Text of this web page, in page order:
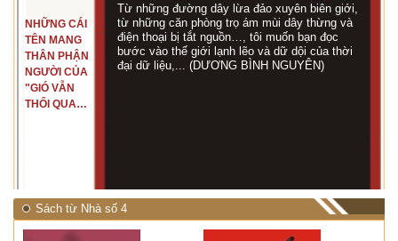
NHỮNG CÁI
TÊN MANG
THÂN PHẬN
NGƯỜI CỦA
"GIÓ VẪN
THỔI QUA
Từ những đường dây lừa đảo xuyên biên giới,
từ những căn phòng trọ ám mùi dây thừng và
điện thoại bị tắt nguồn…, tôi muốn bạn đọc
bước vào thế giới lạnh lẽo và dữ dội của thời
đại dữ liệu,... (DƯƠNG BÌNH NGUYÊN)
Sách từ Nhà số 4